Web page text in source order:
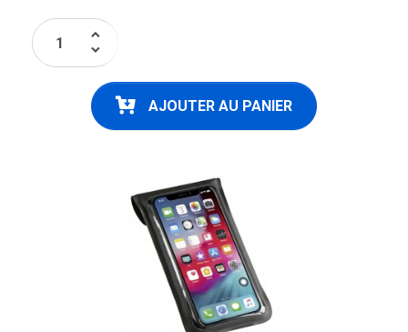
keyboard_arrow_up
keyboard_arrow_down
AJOUTER AU PANIER